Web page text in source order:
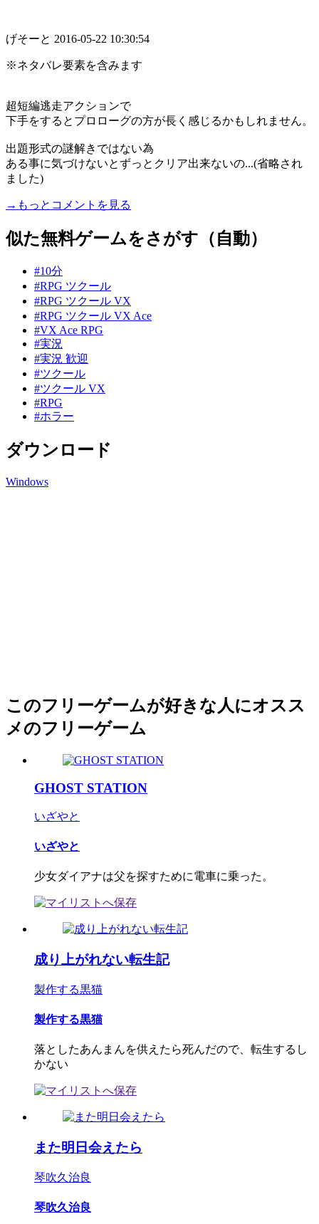
げそーと 2016-05-22 10:30:54
※ネタバレ要素を含みます
超短編逃走アクションで
下手をするとプロローグの方が長く感じるかもしれません。
出題形式の謎解きではない為
ある事に気づけないとずっとクリア出来ないの...(省略され
ました)
→もっとコメントを見る
似た無料ゲームをさがす（自動）
#10分
#RPG ツクール
#RPG ツクール VX
#RPG ツクール VX Ace
#VX Ace RPG
#実況
#実況 歓迎
#ツクール
#ツクール VX
#RPG
#ホラー
ダウンロード
Windows
このフリーゲームが好きな人にオスス
メのフリーゲーム
GHOST STATION
いざやと
いざやと
少女ダイアナは父を探すために電車に乗った。
成り上がれない転生記
製作する黒猫
製作する黒猫
落としたあんまんを供えたら死んだので、転生するし
かない
また明日会えたら
琴吹久治良
琴吹久治良